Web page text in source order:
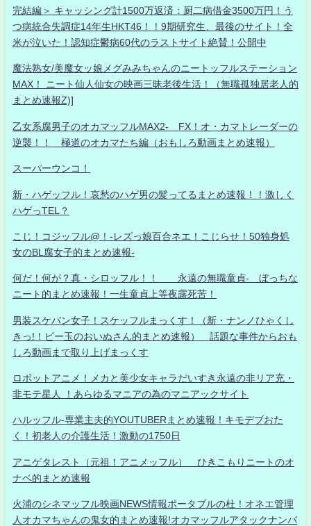
完結編＞ キャッシング計1500万返済：厨二病借金3500万円！う
つ病統合失調症14年生HKT46！！9期研究生、最後のサイト！全
米が泣いた！認知症鬱病60代のラストサイト絶賛！公開中
魔法熟女/美魔女ッ娘メグみみちゃんのニートッフルステーション
MAX！ ニート仙人仙女の映画三昧老後生活！（無職孤独居老人的
まとめ速報Z)]
乙女系腐男子のオカマッフルMAX2- FX！オ・カマトレーダーの
逆襲！！ 極道のオカマたち編（おもしろ動画まとめ速報）
スーパーウンコ！
新・ハゲッフル！哀愁のハゲ男の髪ってるまとめ速報！！激しく
ハゲっTEL？
こじ！コジッフル@！-レズっ娘百合ネエ！こじらせ！50独身処
女のBL腐女子的まとめ速報-
何だ！何が？真・シロッフル！！ 永遠の無職童貞- ぼっちな
ニート的まとめ速報！一生童貞上等夜露死苦！
男装スケバン女子！スケッフルまっくす！（新・ナンノひゃくし
きっ!！ビー玉のおいぬさん的まとめ速報） 話題な事件からおも
しろ動画まで取り上げまっくす
ロボットアニメ！メカと美少女キャラだいすき永遠の非リア充・
非モテ星人 ！あらゆるマニアの為のマニアックサイト
ハルッフル-専業主夫的YOUTUBERまとめ速報！キモデブおた
く！初老人の介護生活！激動の1750日
アニゲタレスト（元祖！アニメッフル） ひきこもりニートのオ
ナベ的まとめ速報
火浦のシネマッフル映画NEWS情報ポータブルの杜！オネエ管理
人オカマちゃんの鬼女的まとめ速報!オカマッフルアタックナンバ